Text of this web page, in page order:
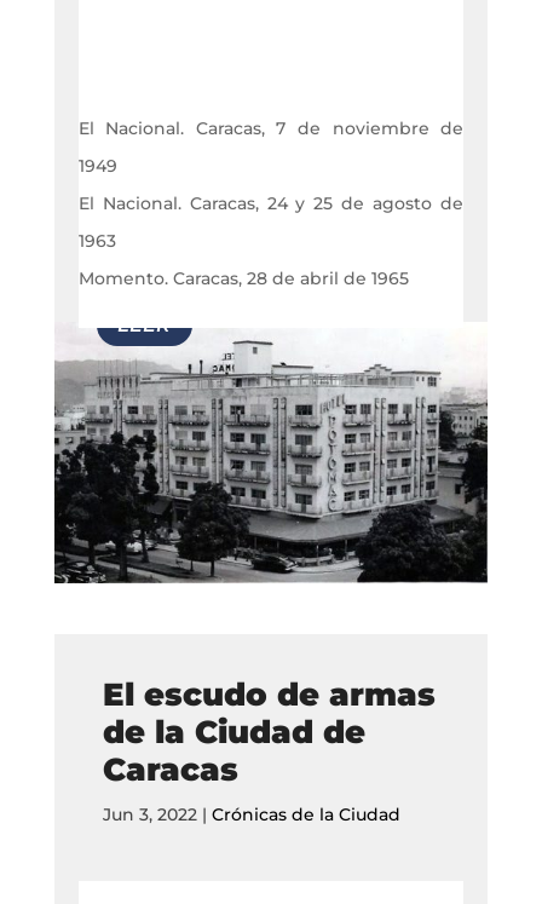
El Nacional. Caracas, 7 de noviembre de
1949
El Nacional. Caracas, 24 y 25 de agosto de
1963
Momento. Caracas, 28 de abril de 1965
El escudo de armas
de la Ciudad de
Caracas
Jun 3, 2022 | Crónicas de la Ciudad